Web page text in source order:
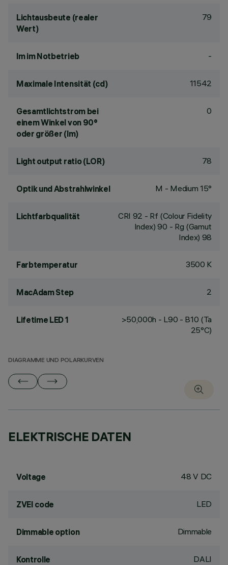
Lichtausbeute (realer
Wert)
79
lm im Notbetrieb -
Maximale Intensität (cd) 11542
Gesamtlichtstrom bei
einem Winkel von 90°
oder größer (lm)
0
Light output ratio (LOR) 78
Optik und Abstrahlwinkel M - Medium 15°
Lichtfarbqualität CRI 92 - Rf (Colour Fidelity
Index) 90 - Rg (Gamut
Index) 98
Farbtemperatur 3500 K
MacAdam Step 2
Lifetime LED 1
>50,000h - L90 - B10 (Ta
25°C)
DIAGRAMME UND POLARKURVEN
ELEKTRISCHE DATEN
Voltage 48 V DC
ZVEI code LED
Dimmable option Dimmable
Kontrolle DALI